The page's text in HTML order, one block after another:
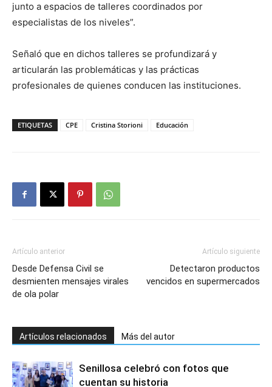
junto a espacios de talleres coordinados por
especialistas de los niveles”.
Señaló que en dichos talleres se profundizará y
articularán las problemáticas y las prácticas
profesionales de quienes conducen las instituciones.
ETIQUETAS CPE Cristina Storioni Educación
Artículo anterior
Desde Defensa Civil se
desmienten mensajes virales
de ola polar
Artículo siguiente
Detectaron productos
vencidos en supermercados
Artículos relacionados Más del autor
Senillosa celebró con fotos que
cuentan su historia